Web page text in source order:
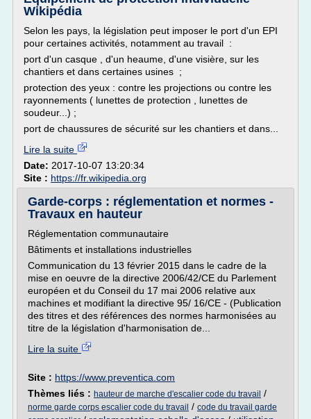
Wikipédia
Selon les pays, la législation peut imposer le port d'un EPI
pour certaines activités, notamment au travail :
port d'un casque , d'un heaume, d'une visière, sur les
chantiers et dans certaines usines ;
protection des yeux : contre les projections ou contre les
rayonnements ( lunettes de protection , lunettes de
soudeur...) ;
port de chaussures de sécurité sur les chantiers et dans...
Lire la suite
Date: 2017-10-07 13:20:34
Site : https://fr.wikipedia.org
Garde-corps : réglementation et normes -
Travaux en hauteur
Réglementation communautaire
Bâtiments et installations industrielles
Communication du 13 février 2015 dans le cadre de la
mise en oeuvre de la directive 2006/42/CE du Parlement
européen et du Conseil du 17 mai 2006 relative aux
machines et modifiant la directive 95/ 16/CE - (Publication
des titres et des références des normes harmonisées au
titre de la législation d'harmonisation de...
Lire la suite
Site : https://www.preventica.com
Thèmes liés : hauteur de marche d'escalier code du travail /
norme garde corps escalier code du travail / code du travail garde